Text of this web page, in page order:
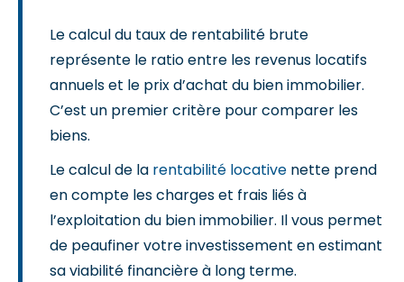
Le calcul du taux de rentabilité brute
représente le ratio entre les revenus locatifs
annuels et le prix d’achat du bien immobilier.
C’est un premier critère pour comparer les
biens.
Le calcul de la rentabilité locative nette prend
en compte les charges et frais liés à
l’exploitation du bien immobilier. Il vous permet
de peaufiner votre investissement en estimant
sa viabilité financière à long terme.